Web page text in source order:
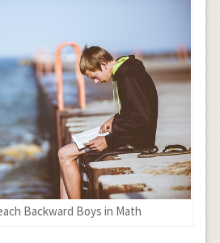
Backward Boys in Math